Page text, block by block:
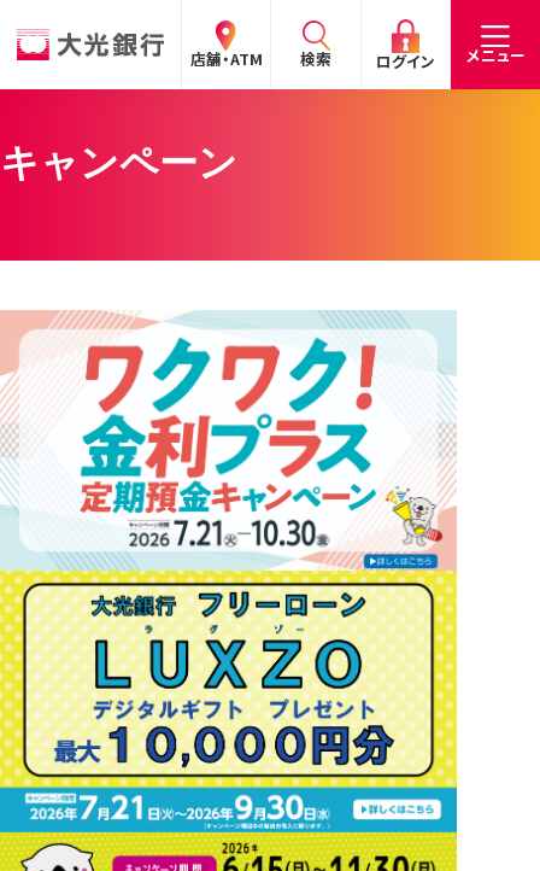
店舗・ATM 検索 ログイン メニュー
閉じる
手数料 預金金利
お客さま
お客さま
IR情報
情報
閉じる
個人のお客さま
サービスのご案内 ログイン
デビット会員用 Web
（デビットカードをご利用のお客さま向け）
サービスのご案内 ログイン
たいこうインターネット投信
サービスのご案内 ログイン
たいこうNavi
（たいこうNaviをご利用のお客さま向け）
サービスのご案内 ログイン（※）
※たいこうNaviはウェルスナビ株式会社が提供するサービスです。
これより先のページは、ウェルスナビ株式会社が運営するサイトとなりま
す。
閉じる
キャンペーン